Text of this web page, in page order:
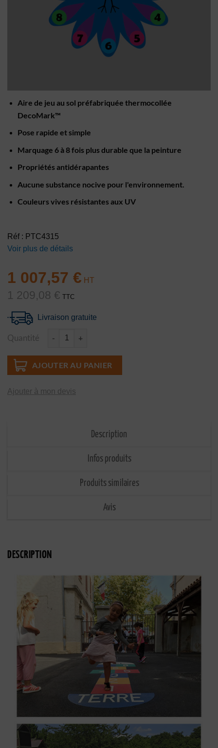
Aire de jeu au sol préfabriquée thermocollée
DecoMark™
Pose rapide et simple
Marquage 6 à 8 fois plus durable que la peinture
Propriétés antidérapantes
Aucune substance nocive pour l'environnement.
Couleurs vives résistantes aux UV
Réf : PTC4315
Voir plus de détails
1 007,57 €
1 209,08 € TTC
Livraison gratuite
Quantité
AJOUTER AU PANIER
Ajouter à mon devis
Description
Infos produits
Produits similaires
Avis
DESCRIPTION